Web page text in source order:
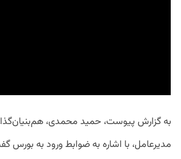
به گزارش پیوست، حمید محمدی،